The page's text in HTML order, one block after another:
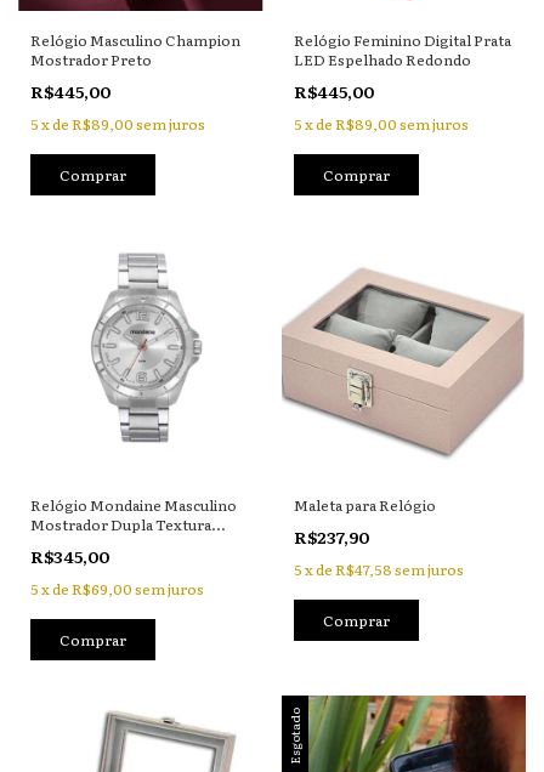
Relógio Masculino Champion
Mostrador Preto
R$445,00
5xdeR$89,00sem juros
Relógio Feminino Digital Prata
LED Espelhado Redondo
R$445,00
5xdeR$89,00sem juros
Relógio Mondaine Masculino
Mostrador Dupla Textura
R$345,00
5xdeR$69,00sem juros
Maleta para Relógio
R$237,90
5xdeR$47,58sem juros
Esgotado